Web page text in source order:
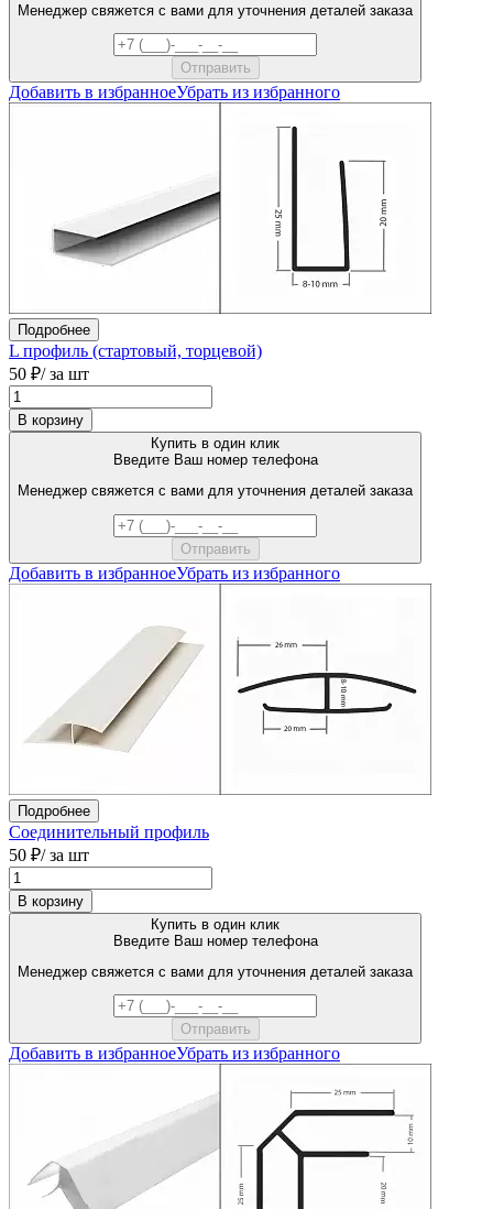
Менеджер свяжется с вами для уточнения деталей заказа
Добавить в избранноеУбрать из избранного
Подробнее
L профиль (стартовый, торцевой)
50 ₽/ за шт
В корзину
Купить в один клик
Введите Ваш номер телефона
Менеджер свяжется с вами для уточнения деталей заказа
Добавить в избранноеУбрать из избранного
Подробнее
Соединительный профиль
50 ₽/ за шт
В корзину
Купить в один клик
Введите Ваш номер телефона
Менеджер свяжется с вами для уточнения деталей заказа
Добавить в избранноеУбрать из избранного